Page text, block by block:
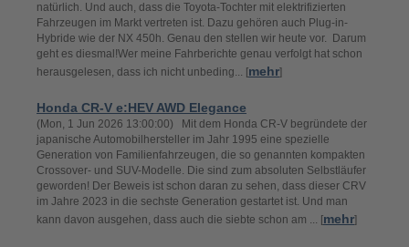
natürlich. Und auch, dass die Toyota-Tochter mit elektrifizierten
Fahrzeugen im Markt vertreten ist. Dazu gehören auch Plug-in-
Hybride wie der NX 450h. Genau den stellen wir heute vor. Darum
geht es diesmal!Wer meine Fahrberichte genau verfolgt hat schon
herausgelesen, dass ich nicht unbeding... [mehr]
Honda CR-V e:HEV AWD Elegance
(Mon, 1 Jun 2026 13:00:00) Mit dem Honda CR-V begründete der
japanische Automobilhersteller im Jahr 1995 eine spezielle
Generation von Familienfahrzeugen, die so genannten kompakten
Crossover- und SUV-Modelle. Die sind zum absoluten Selbstläufer
geworden! Der Beweis ist schon daran zu sehen, dass dieser CRV
im Jahre 2023 in die sechste Generation gestartet ist. Und man
kann davon ausgehen, dass auch die siebte schon am ... [mehr]